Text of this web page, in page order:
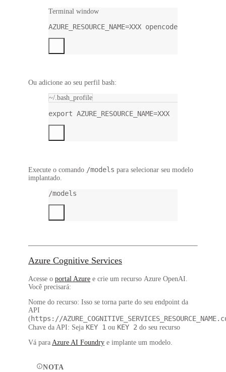
Terminal window
AZURE_RESOURCE_NAME=XXX opencode
Ou adicione ao seu perfil bash:
~/.bash_profile
export AZURE_RESOURCE_NAME=XXX
Execute o comando /models para selecionar seu modelo
implantado.
/models
Azure Cognitive Services
Acesse o portal Azure e crie um recurso Azure OpenAI.
Você precisará:
Nome do recurso: Isso se torna parte do seu endpoint da
API
( https://
Chave da API: Seja KEY 1 ou KEY 2 do seu recurso
Vá para Azure AI Foundry e implante um modelo.
NOTA